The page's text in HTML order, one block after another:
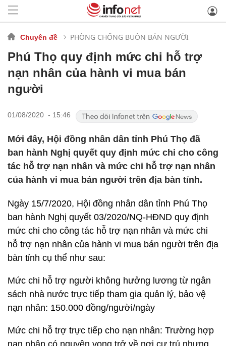
Chuyên đề PHÒNG CHỐNG BUÔN BÁN NGƯỜI
Phú Thọ quy định mức chi hỗ trợ
nạn nhân của hành vi mua bán
người
01/08/2020 - 15:46
Mới đây, Hội đồng nhân dân tỉnh Phú Thọ đã
ban hành Nghị quyết quy định mức chi cho công
tác hỗ trợ nạn nhân và mức chi hỗ trợ nạn nhân
của hành vi mua bán người trên địa bàn tỉnh.
Ngày 15/7/2020, Hội đồng nhân dân tỉnh Phú Thọ
ban hành Nghị quyết 03/2020/NQ-HĐND quy định
mức chi cho công tác hỗ trợ nạn nhân và mức chi
hỗ trợ nạn nhân của hành vi mua bán người trên địa
bàn tỉnh cụ thể như sau:
Mức chi hỗ trợ người không hưởng lương từ ngân
sách nhà nước trực tiếp tham gia quản lý, bảo vệ
nạn nhân: 150.000 đồng/người/ngày
Mức chi hỗ trợ trực tiếp cho nạn nhân: Trường hợp
nạn nhân có nguyện vọng trở về nơi cư trú nhưng